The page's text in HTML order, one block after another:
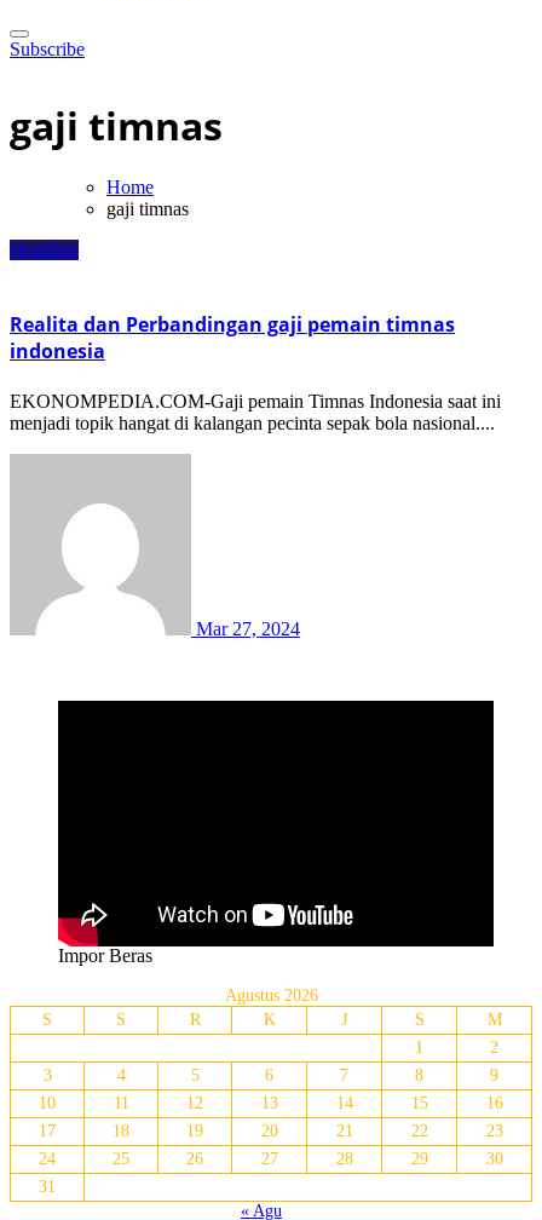
Subscribe
gaji timnas
Home
gaji timnas
Headline
Realita dan Perbandingan gaji pemain timnas
indonesia
EKONOMPEDIA.COM-Gaji pemain Timnas Indonesia saat ini
menjadi topik hangat di kalangan pecinta sepak bola nasional....
Mar 27, 2024
Impor Beras
Agustus 2026
S
S R K J S
M
1
2
3
4 5 6 7 8
9
10
11 12 13 14 15
16
17
18 19 20 21 22
23
24
25 26 27 28 29
30
31
« Agu